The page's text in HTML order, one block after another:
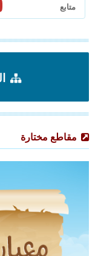
متابع
مقاطع مختارة